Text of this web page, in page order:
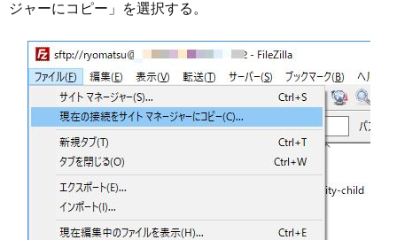
ジャーにコピー」を選択する。